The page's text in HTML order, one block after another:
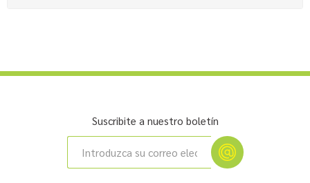
Suscribite a nuestro boletín